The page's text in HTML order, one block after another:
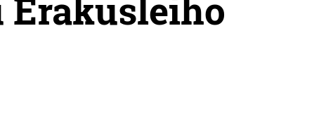
Erakusleiho